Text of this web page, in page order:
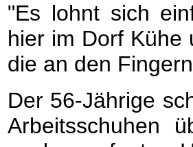
"Es lohnt sich
hier im Dorf Kühe
die an den
Der 56-Jährige
Arbeitsschuhen